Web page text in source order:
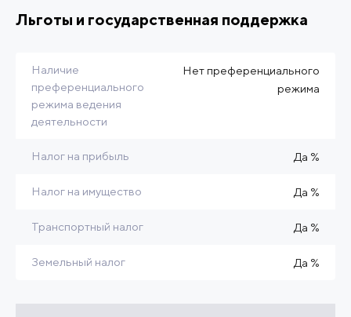
Льготы и государственная поддержка
Наличие
преференциального
режима ведения
деятельности
Нет преференциального
режима
Налог на прибыль Да %
Налог на имущество Да %
Транспортный налог Да %
Земельный налог Да %